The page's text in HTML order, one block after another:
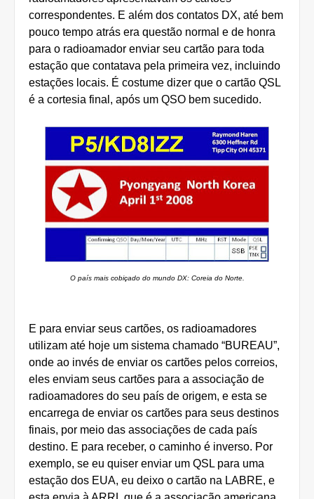
correspondentes. E além dos contatos DX, até bem
pouco tempo atrás era questão normal e de honra
para o radioamador enviar seu cartão para toda
estação que contatava pela primeira vez, incluindo
estações locais. É costume dizer que o cartão QSL
é a cortesia final, após um QSO bem sucedido.
O país mais cobiçado do mundo DX: Coreia do Norte.
E para enviar seus cartões, os radioamadores
utilizam até hoje um sistema chamado “BUREAU”,
onde ao invés de enviar os cartões pelos correios,
eles enviam seus cartões para a associação de
radioamadores do seu país de origem, e esta se
encarrega de enviar os cartões para seus destinos
finais, por meio das associações de cada país
destino. E para receber, o caminho é inverso. Por
exemplo, se eu quiser enviar um QSL para uma
estação dos EUA, eu deixo o cartão na LABRE, e